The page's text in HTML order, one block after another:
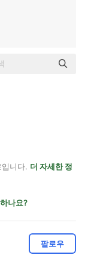
니다. 더 자세한 정
나요?
팔로우